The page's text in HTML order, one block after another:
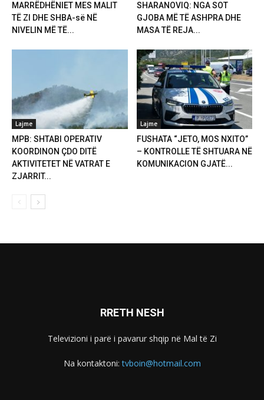
MARRËDHËNIET MES MALIT
TË ZI DHE SHBA-së NË
NIVELIN MË TË...
SHARANOVIQ: NGA SOT
GJOBA MË TË ASHPRA DHE
MASA TË REJA...
Lajme
MPB: SHTABI OPERATIV
KOORDINON ÇDO DITË
AKTIVITETET NË VATRAT E
ZJARRIT...
Lajme
FUSHATA “JETO, MOS NXITO”
– KONTROLLE TË SHTUARA NË
KOMUNIKACION GJATË...
RRETH NESH
Televizioni i parë i pavarur shqip në Mal të Zi
Na kontaktoni:tvboin@hotmail.com